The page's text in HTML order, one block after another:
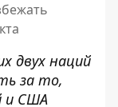
двух наций
за то,
и США